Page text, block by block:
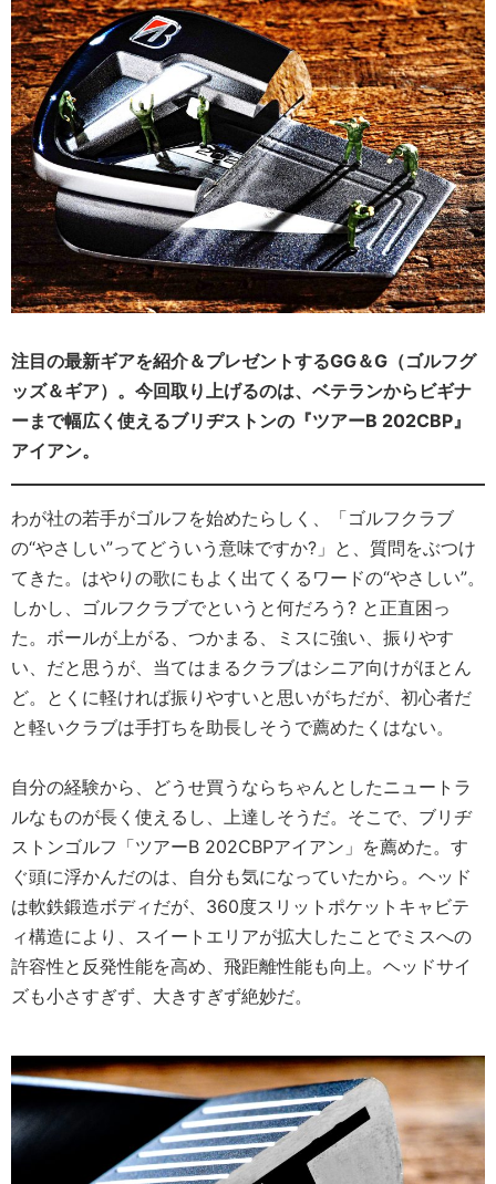
注目の最新ギアを紹介＆プレゼントするGG＆G（ゴルフグ
ッズ＆ギア）。今回取り上げるのは、ベテランからビギナ
ーまで幅広く使えるブリヂストンの『ツアーB 202CBP』
アイアン。
わが社の若手がゴルフを始めたらしく、「ゴルフクラブ
の“やさしい”ってどういう意味ですか?」と、質問をぶつけ
てきた。はやりの歌にもよく出てくるワードの“やさしい”。
しかし、ゴルフクラブでというと何だろう? と正直困っ
た。ボールが上がる、つかまる、ミスに強い、振りやす
い、だと思うが、当てはまるクラブはシニア向けがほとん
ど。とくに軽ければ振りやすいと思いがちだが、初心者だ
と軽いクラブは手打ちを助長しそうで薦めたくはない。
自分の経験から、どうせ買うならちゃんとしたニュートラ
ルなものが長く使えるし、上達しそうだ。そこで、ブリヂ
ストンゴルフ「ツアーB 202CBPアイアン」を薦めた。す
ぐ頭に浮かんだのは、自分も気になっていたから。ヘッド
は軟鉄鍛造ボディだが、360度スリットポケットキャビテ
ィ構造により、スイートエリアが拡大したことでミスへの
許容性と反発性能を高め、飛距離性能も向上。ヘッドサイ
ズも小さすぎず、大きすぎず絶妙だ。